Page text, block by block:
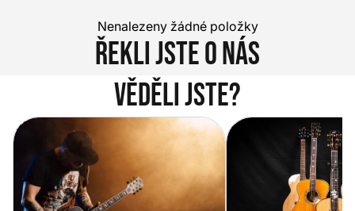
Nenalezeny žádné položky
Řekli jste o nás
Věděli jste?
Vítejte na novém e-shopu Music
City
Jak vybrat